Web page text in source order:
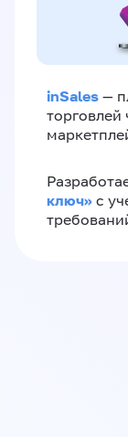
inSales —
торговлей
ключ»‎ с